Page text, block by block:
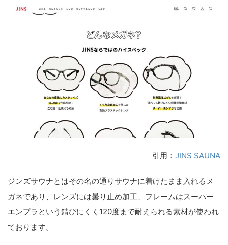
引用： JINS SAUNA
ジンズサウナとはその名の通りサウナに着けたまま入れるメ
ガネであり、レンズには曇り止め加工、フレームはスーパー
エンプラという錆びにくく120度まで耐えられる素材が使われ
ております。